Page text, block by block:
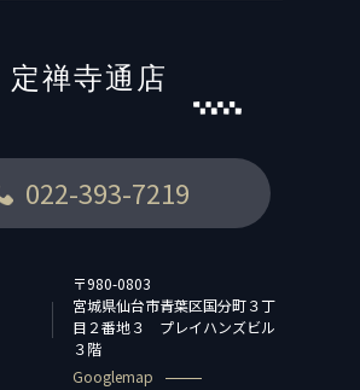
定禅寺通店
022-393-7219
〒980-0803
宮城県仙台市青葉区国分町３丁
目２番地３ プレイハンズビル
３階
Googlemap